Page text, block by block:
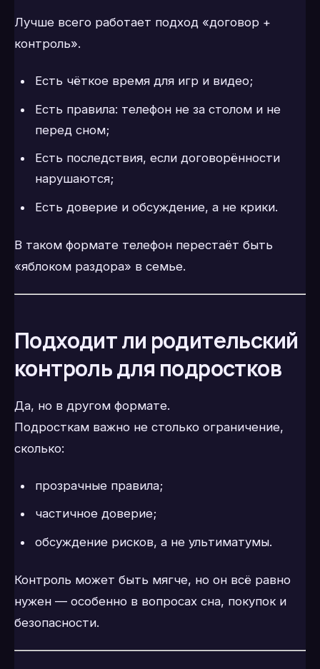
Лучше всего работает подход «договор +
контроль».
Есть чёткое время для игр и видео;
Есть правила: телефон не за столом и не
перед сном;
Есть последствия, если договорённости
нарушаются;
Есть доверие и обсуждение, а не крики.
В таком формате телефон перестаёт быть
«яблоком раздора» в семье.
Подходит ли родительский
контроль для подростков
Да, но в другом формате.
Подросткам важно не столько ограничение,
сколько:
прозрачные правила;
частичное доверие;
обсуждение рисков, а не ультиматумы.
Контроль может быть мягче, но он всё равно
нужен — особенно в вопросах сна, покупок и
безопасности.